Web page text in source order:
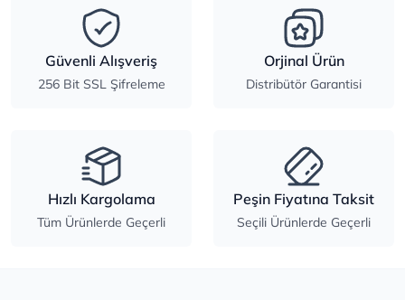
Güvenli Alışveriş
256 Bit SSL Şifreleme
Orjinal Ürün
Distribütör Garantisi
Hızlı Kargolama
Tüm Ürünlerde Geçerli
Peşin Fiyatına Taksit
Seçili Ürünlerde Geçerli